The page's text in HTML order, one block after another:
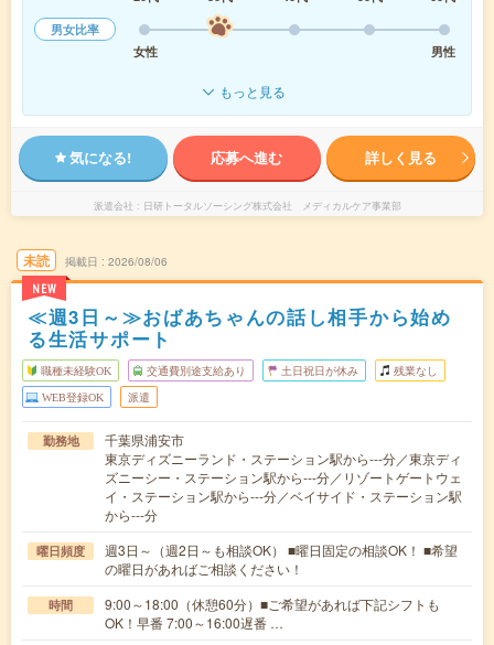
男女比率
女性
男性
もっと見る
気になる! 応募へ進む 詳しく見る
派遣会社 日研トータルソーシング株式会社 メディカルケア事業部
未読
NEW
掲載日 2026/08/06
≪週3日～≫おばあちゃんの話し相手から始め
る生活サポート
職種未経験OK 交通費別途支給あり 土日祝日が休み 残業なし
WEB登録OK 派遣
勤務地
千葉県浦安市
東京ディズニーランド・ステーション駅から---分／東京ディ
ズニーシー・ステーション駅から---分／リゾートゲートウェ
イ・ステーション駅から---分／ベイサイド・ステーション駅
から---分
曜日頻度
週3日～（週2日～も相談OK） ■曜日固定の相談OK！ ■希望
の曜日があればご相談ください！
時間
9:00～18:00（休憩60分）■ご希望があれば下記シフトも
OK！早番 7:00～16:00遅番 …